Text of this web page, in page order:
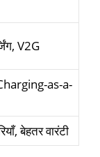
V2G
as-a-
बेहतर वारंटी